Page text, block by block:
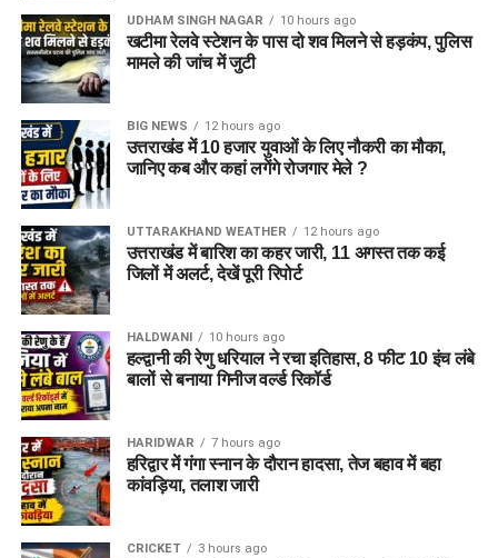
UDHAM SINGH NAGAR 10 hours ago
खटीमा रेलवे स्टेशन के पास दो शव मिलने से हड़कंप, पुलिस
मामले की जांच में जुटी
BIG NEWS 12 hours ago
उत्तराखंड में 10 हजार युवाओं के लिए नौकरी का मौका,
जानिए कब और कहां लगेंगे रोजगार मेले ?
UTTARAKHAND WEATHER 12 hours ago
उत्तराखंड में बारिश का कहर जारी, 11 अगस्त तक कई
जिलों में अलर्ट, देखें पूरी रिपोर्ट
HALDWANI 10 hours ago
हल्द्वानी की रेणु धरियाल ने रचा इतिहास, 8 फीट 10 इंच लंबे
बालों से बनाया गिनीज वर्ल्ड रिकॉर्ड
HARIDWAR 7 hours ago
हरिद्वार में गंगा स्नान के दौरान हादसा, तेज बहाव में बहा
कांवड़िया, तलाश जारी
CRICKET 3 hours ago